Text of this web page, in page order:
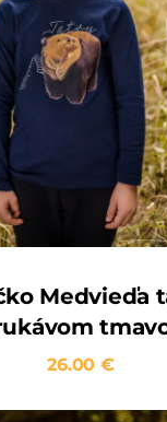
Medvieďa
26.00 €